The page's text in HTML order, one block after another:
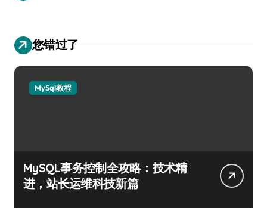
您错过了
MySql教程
MySQL事务控制全攻略：技术精
进，站长运维科技新篇